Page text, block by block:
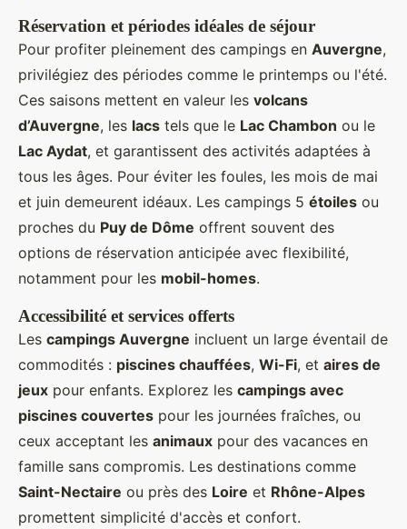
Réservation et périodes idéales de séjour
Pour profiter pleinement des campings en Auvergne,
privilégiez des périodes comme le printemps ou l'été.
Ces saisons mettent en valeur les volcans
d’Auvergne, les lacs tels que le Lac Chambon ou le
Lac Aydat, et garantissent des activités adaptées à
tous les âges. Pour éviter les foules, les mois de mai
et juin demeurent idéaux. Les campings 5 étoiles ou
proches du Puy de Dôme offrent souvent des
options de réservation anticipée avec flexibilité,
notamment pour les mobil-homes.
Accessibilité et services offerts
Les campings Auvergne incluent un large éventail de
commodités : piscines chauffées, Wi-Fi, et aires de
jeux pour enfants. Explorez les campings avec
piscines couvertes pour les journées fraîches, ou
ceux acceptant les animaux pour des vacances en
famille sans compromis. Les destinations comme
Saint-Nectaire ou près des Loire et Rhône-Alpes
promettent simplicité d'accès et confort.